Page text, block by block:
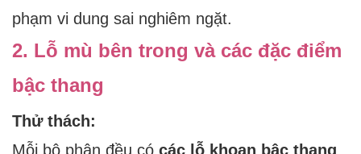
phạm vi dung sai nghiêm ngặt.
2. Lỗ mù bên trong và các đặc điểm
bậc thang
Thử thách:
Mỗi bộ phận đều có các lỗ khoan bậc thang